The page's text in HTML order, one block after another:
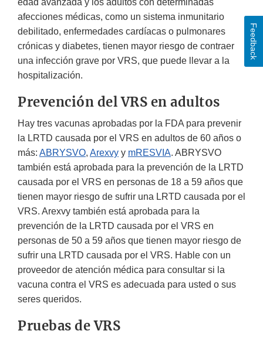
edad avanzada y los adultos con determinadas
afecciones médicas, como un sistema inmunitario
debilitado, enfermedades cardíacas o pulmonares
crónicas y diabetes, tienen mayor riesgo de contraer
una infección grave por VRS, que puede llevar a la
hospitalización.
Prevención del VRS en adultos
Hay tres vacunas aprobadas por la FDA para prevenir
la LRTD causada por el VRS en adultos de 60 años o
más: ABRYSVO, Arexvy y mRESVIA. ABRYSVO
también está aprobada para la prevención de la LRTD
causada por el VRS en personas de 18 a 59 años que
tienen mayor riesgo de sufrir una LRTD causada por el
VRS. Arexvy también está aprobada para la
prevención de la LRTD causada por el VRS en
personas de 50 a 59 años que tienen mayor riesgo de
sufrir una LRTD causada por el VRS. Hable con un
proveedor de atención médica para consultar si la
vacuna contra el VRS es adecuada para usted o sus
seres queridos.
Pruebas de VRS
Feedback